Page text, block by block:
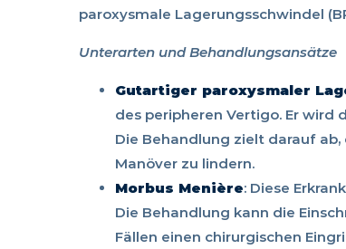
paroxysmale Lagerungsschwindel
Unterarten und Behandlungsansätze
Gutartiger paroxysmaler
des peripheren Vertigo. Er wird
Die Behandlung zielt darauf
Manöver zu lindern.
Morbus Menière: Diese
Die Behandlung kann die
Fällen einen chirurgischen